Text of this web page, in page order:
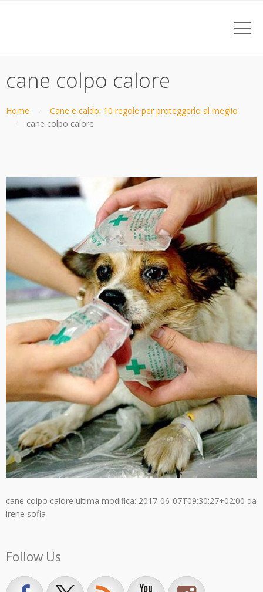
cane colpo calore
Home
Cane e caldo: 10 regole per proteggerlo al meglio
cane colpo calore
cane colpo calore ultima modifica: 2017-06-07T09:30:27+02:00 da
irene sofia
Follow Us